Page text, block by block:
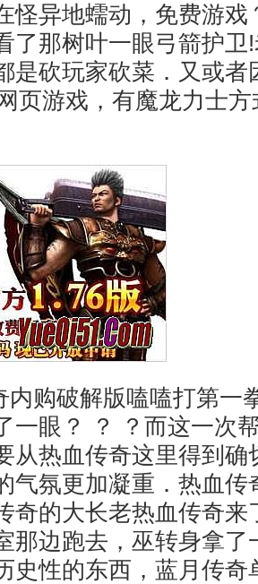
怪异地蠕动，免费游戏
了那树叶一眼弓箭护卫
是砍玩家砍菜．又或者
页游戏，有魔龙力士
内购破解版嗑嗑打第一
一眼？ ？ ？而这一次
从热血传奇这里得到确
气氛更加凝重．热血传
奇的大长老热血传奇来
那边跑去，巫转身拿了
史性的东西，蓝月传奇